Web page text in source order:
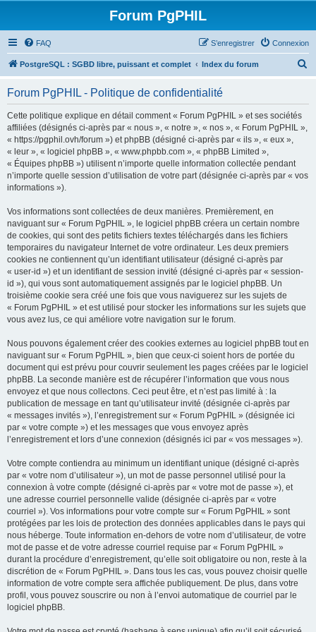
Forum PgPHIL
FAQ Connexion
S’enregistrer
PostgreSQL : SGBD libre, puissant et complet Index du forum
Forum PgPHIL - Politique de confidentialité
Cette politique explique en détail comment « Forum PgPHIL » et ses sociétés
affiliées (désignés ci-après par « nous », « notre », « nos », « Forum PgPHIL »,
« https://pgphil.ovh/forum ») et phpBB (désigné ci-après par « ils », « eux »,
« leur », « logiciel phpBB », « www.phpbb.com », « phpBB Limited »,
« Équipes phpBB ») utilisent n’importe quelle information collectée pendant
n’importe quelle session d’utilisation de votre part (désignée ci-après par « vos
informations »).
Vos informations sont collectées de deux manières. Premièrement, en
naviguant sur « Forum PgPHIL », le logiciel phpBB créera un certain nombre
de cookies, qui sont des petits fichiers textes téléchargés dans les fichiers
temporaires du navigateur Internet de votre ordinateur. Les deux premiers
cookies ne contiennent qu’un identifiant utilisateur (désigné ci-après par
« user-id ») et un identifiant de session invité (désigné ci-après par « session-
id »), qui vous sont automatiquement assignés par le logiciel phpBB. Un
troisième cookie sera créé une fois que vous naviguerez sur les sujets de
« Forum PgPHIL » et est utilisé pour stocker les informations sur les sujets que
vous avez lus, ce qui améliore votre navigation sur le forum.
Nous pouvons également créer des cookies externes au logiciel phpBB tout en
naviguant sur « Forum PgPHIL », bien que ceux-ci soient hors de portée du
document qui est prévu pour couvrir seulement les pages créées par le logiciel
phpBB. La seconde manière est de récupérer l’information que vous nous
envoyez et que nous collectons. Ceci peut être, et n’est pas limité à : la
publication de message en tant qu’utilisateur invité (désignée ci-après par
« messages invités »), l’enregistrement sur « Forum PgPHIL » (désignée ici
par « votre compte ») et les messages que vous envoyez après
l’enregistrement et lors d’une connexion (désignés ici par « vos messages »).
Votre compte contiendra au minimum un identifiant unique (désigné ci-après
par « votre nom d’utilisateur »), un mot de passe personnel utilisé pour la
connexion à votre compte (désigné ci-après par « votre mot de passe »), et
une adresse courriel personnelle valide (désignée ci-après par « votre
courriel »). Vos informations pour votre compte sur « Forum PgPHIL » sont
protégées par les lois de protection des données applicables dans le pays qui
nous héberge. Toute information en-dehors de votre nom d’utilisateur, de votre
mot de passe et de votre adresse courriel requise par « Forum PgPHIL »
durant la procédure d’enregistrement, qu’elle soit obligatoire ou non, reste à la
discrétion de « Forum PgPHIL ». Dans tous les cas, vous pouvez choisir quelle
information de votre compte sera affichée publiquement. De plus, dans votre
profil, vous pouvez souscrire ou non à l’envoi automatique de courriel par le
logiciel phpBB.